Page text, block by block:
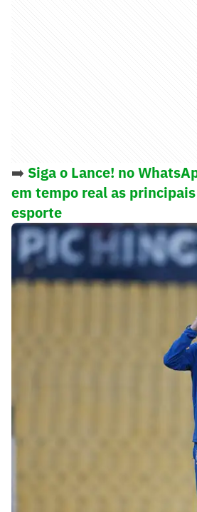
➡️ Siga o Lance! no
em tempo real as
esporte